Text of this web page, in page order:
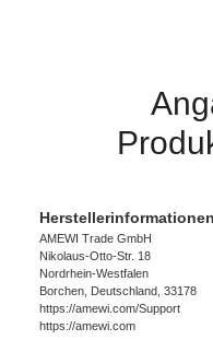
AMEWI Trade GmbH
Nikolaus-Otto-Str. 18
Nordrhein-Westfalen
Borchen, Deutschland, 33178
https://amewi.com/Support
https://amewi.com